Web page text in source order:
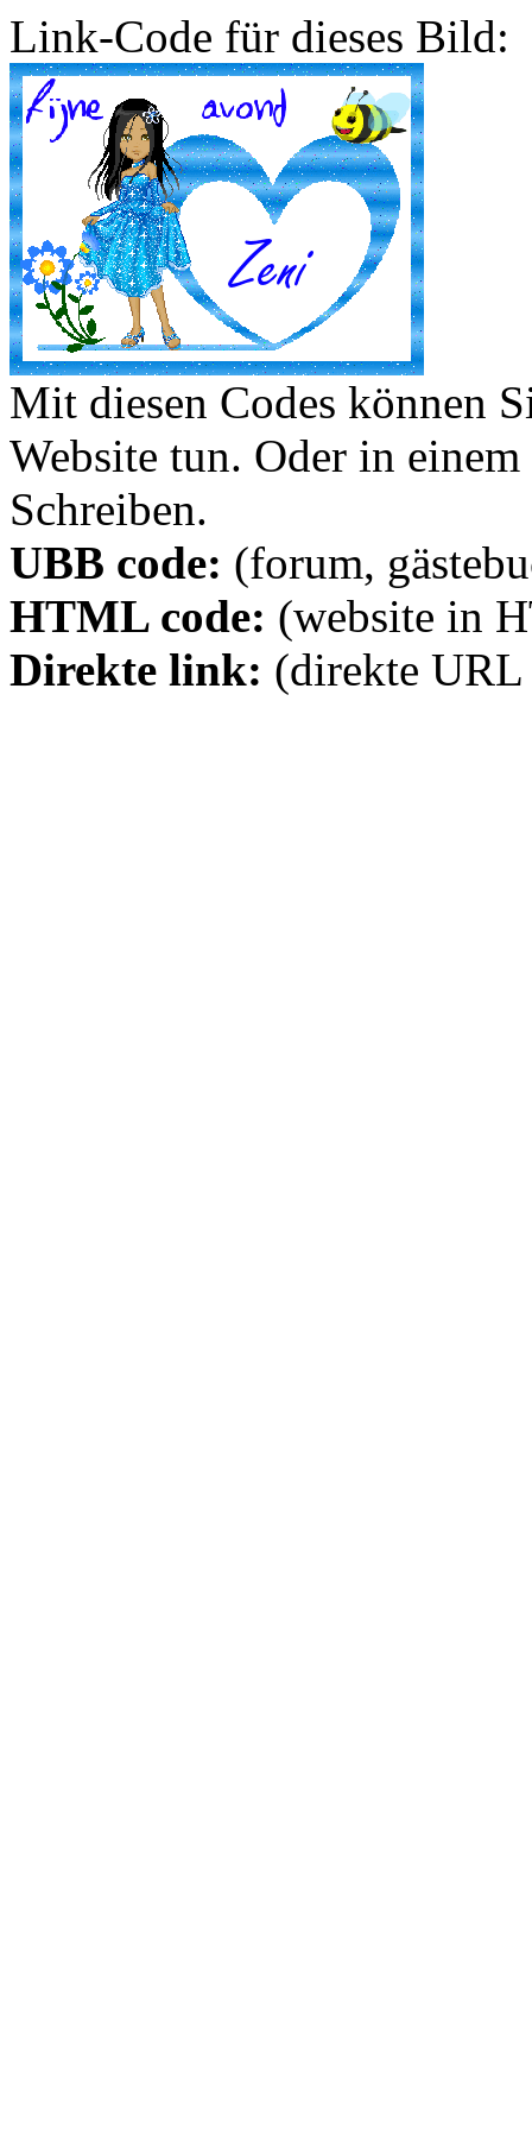
Link-Code für dieses Bild:
Mit diesen Codes können
Website tun. Oder in
Schreiben.
UBB code: (forum,
HTML code: (website in
Direkte link: (direkte